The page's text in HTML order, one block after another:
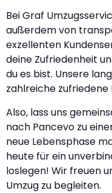
Bei Graf
außerdem von
exzellenten
deine Zufriedenheit
du es bist. Unsere
zahlreiche zufriedene
Also, lass uns
nach Pancevo zu
neue Lebensphase
heute für ein
loslegen! Wir freuen
Umzug zu begleiten.